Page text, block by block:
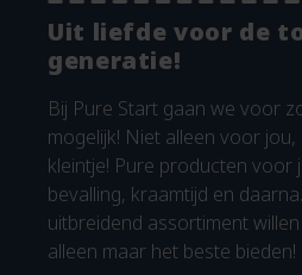
Uit liefde voor de
generatie!
Bij Pure Start gaan we voor
mogelijk! Niet alleen voor
kleintje! Pure producten voor
bevalling, kraamtijd en
uitbreidend assortiment
alleen maar het beste bieden!